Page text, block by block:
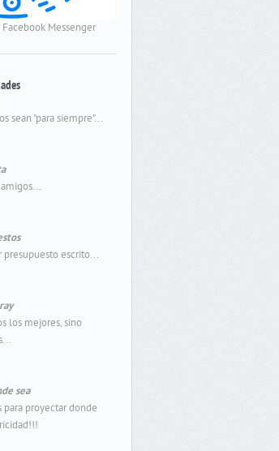
Messenger
sean "para siempre"...
escrito...
los mejores, sino
sea
proyectar donde